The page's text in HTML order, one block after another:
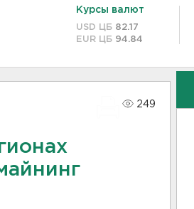
Курсы валют
USD ЦБ 82.17
EUR ЦБ 94.84
249